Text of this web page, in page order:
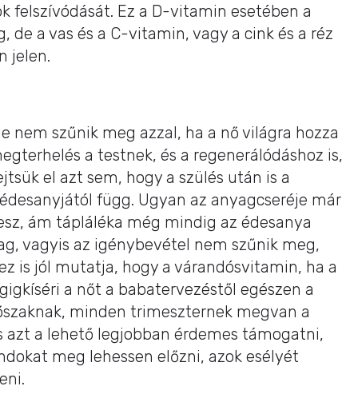
felszívódását. Ez a D-vitamin esetében a
a vas és a C-vitamin, vagy a cink és a réz
jelen.
nem szűnik meg azzal, ha a nő világra hozza
a testnek, és a regenerálódáshoz is,
el azt sem, hogy a szülés után is a
függ. Ugyan az anyagcseréje már
ám tápláléka még mindig az édesanya
vagyis az igénybevétel nem szűnik meg,
is jól mutatja, hogy a várandósvitamin, ha a
a nőt a babatervezéstől egészen a
minden trimeszternek megvan a
azt a lehető legjobban érdemes támogatni,
meg lehessen előzni, azok esélyét